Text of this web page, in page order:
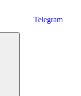
Telegram